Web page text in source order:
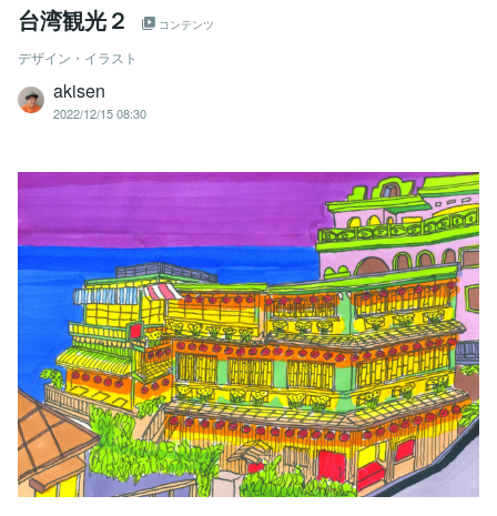
台湾観光２ コンテンツ
デザイン・イラスト
akisen
2022/12/15 08:30